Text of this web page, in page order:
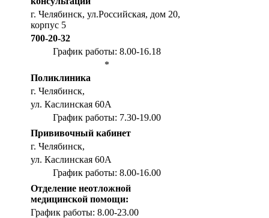
г. Челябинск, ул.Российская, дом 20,
корпус 5
700-20-32
График работы: 8.00-16.18
*
Поликлиника
г. Челябинск,
ул. Каслинская 60А
График работы: 7.30-19.00
Прививочный кабинет
г. Челябинск,
ул. Каслинская 60А
График работы: 8.00-16.00
Отделение неотложной
медицинской помощи:
График работы: 8.00-23.00